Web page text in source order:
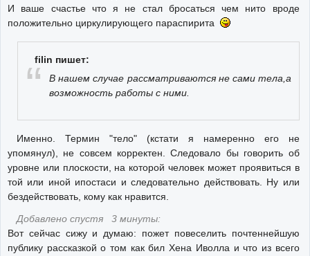
И ваше счастье что я не стал бросаться чем нито вроде
положительно циркулирующего параспирита
filin пишет:
В нашем случае рассматриваются не сами тела,а
возможность работы с ними.
Именно. Термин "тело" (кстати я намеренно его не
упомянул), не совсем корректен. Следовало бы говорить об
уровне или плоскости, на которой человек может проявиться в
той или иной ипостаси и следовательно действовать. Ну или
бездействовать, кому как нравится.
Добавлено спустя 3 минуты:
Вот сейчас сижу и думаю: пожет повеселить почтеннейшую
публику рассказкой о том как бил Хена Иволла и что из всего